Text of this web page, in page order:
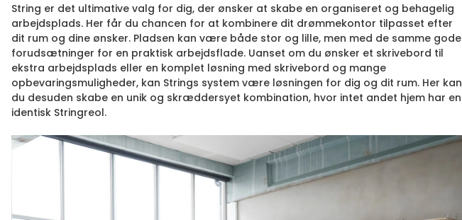
String er det ultimative valg for dig, der ønsker at skabe en organiseret og behagelig
arbejdsplads. Her får du chancen for at kombinere dit drømmekontor tilpasset efter
dit rum og dine ønsker. Pladsen kan være både stor og lille, men med de samme gode
forudsætninger for en praktisk arbejdsflade. Uanset om du ønsker et skrivebord til
ekstra arbejdsplads eller en komplet løsning med skrivebord og mange
opbevaringsmuligheder, kan Strings system være løsningen for dig og dit rum. Her kan
du desuden skabe en unik og skræddersyet kombination, hvor intet andet hjem har en
identisk Stringreol.